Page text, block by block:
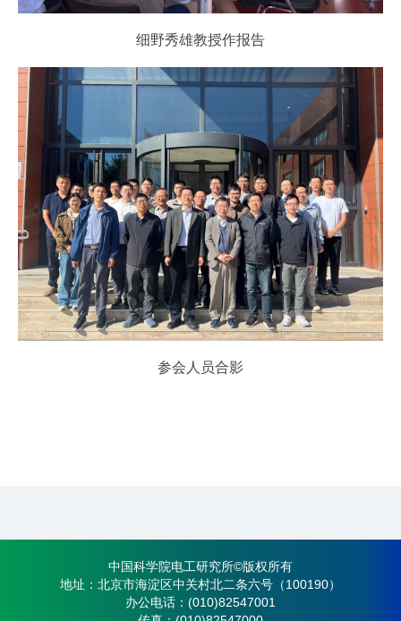
细野秀雄教授作报告
参会人员合影
中国科学院电工研究所©版权所有
地址：北京市海淀区中关村北二条六号（100190）
办公电话：(010)82547001